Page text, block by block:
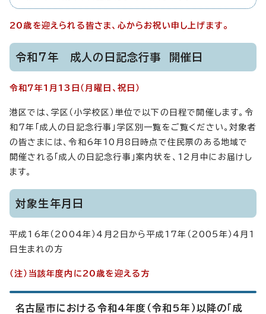
20歳を迎えられる皆さま、心からお祝い申し上げます。
令和7年 成人の日記念行事 開催日
令和7年1月13日（月曜日、祝日）
港区では、学区（小学校区）単位で以下の日程で開催します。令
和7年「成人の日記念行事」学区別一覧をご覧ください。対象者
の皆さまには、令和6年10月8日時点で住民票のある地域で
開催される「成人の日記念行事」案内状を、12月中にお届けし
ます。
対象生年月日
平成16年（2004年）4月2日から平成17年（2005年）4月1
日生まれの方
（注）当該年度内に20歳を迎える方
名古屋市における令和4年度（令和5年）以降の「成